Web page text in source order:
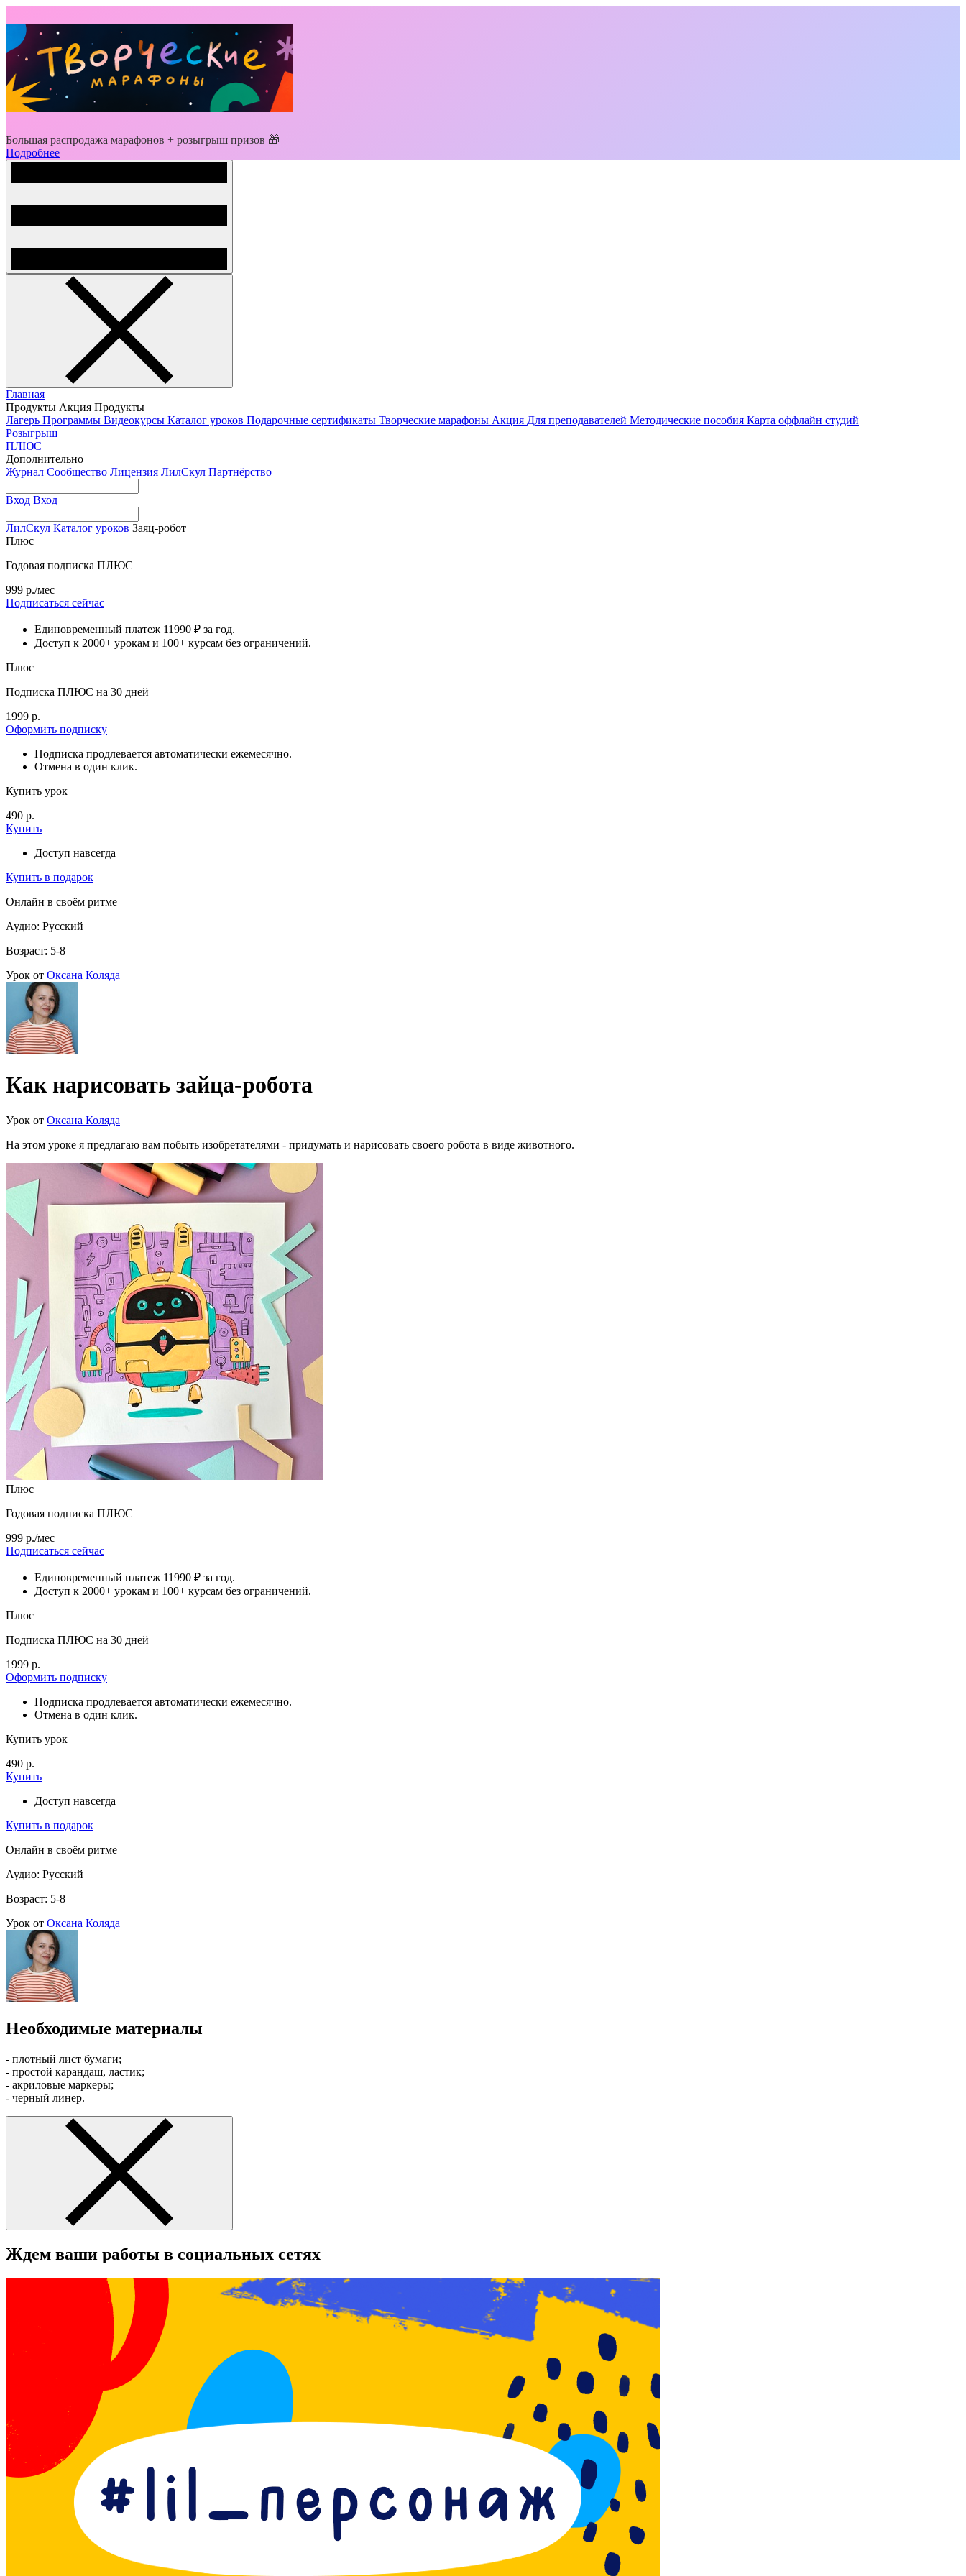
Большая распродажа марафонов + розыгрыш призов 🎁
Подробнее
Главная
Продукты Акция Продукты
Лагерь Программы Видеокурсы Каталог уроков Подарочные сертификаты Творческие марафоны Акция Для преподавателей Методические пособия Карта оффлайн студий
Розыгрыш
ПЛЮС
Дополнительно
Журнал Сообщество Лицензия ЛилСкул Партнёрство
Вход Вход
ЛилСкул Каталог уроков Заяц-робот
Плюс
Годовая подписка ПЛЮС
999 р./мес
Подписаться сейчас
Единовременный платеж 11990 ₽ за год.
Доступ к 2000+ урокам и 100+ курсам без ограничений.
Плюс
Подписка ПЛЮС на 30 дней
1999 р.
Оформить подписку
Подписка продлевается автоматически ежемесячно.
Отмена в один клик.
Купить урок
490 р.
Купить
Доступ навсегда
Купить в подарок
Онлайн в своём ритме
Аудио: Русский
Возраст: 5-8
Урок от Оксана Коляда
Как нарисовать зайца-робота
Урок от Оксана Коляда
На этом уроке я предлагаю вам побыть изобретателями - придумать и нарисовать своего робота в виде животного.
Плюс
Годовая подписка ПЛЮС
999 р./мес
Подписаться сейчас
Единовременный платеж 11990 ₽ за год.
Доступ к 2000+ урокам и 100+ курсам без ограничений.
Плюс
Подписка ПЛЮС на 30 дней
1999 р.
Оформить подписку
Подписка продлевается автоматически ежемесячно.
Отмена в один клик.
Купить урок
490 р.
Купить
Доступ навсегда
Купить в подарок
Онлайн в своём ритме
Аудио: Русский
Возраст: 5-8
Урок от Оксана Коляда
Необходимые материалы
- плотный лист бумаги;
- простой карандаш, ластик;
- акриловые маркеры;
- черный линер.
Ждем ваши работы в социальных сетях